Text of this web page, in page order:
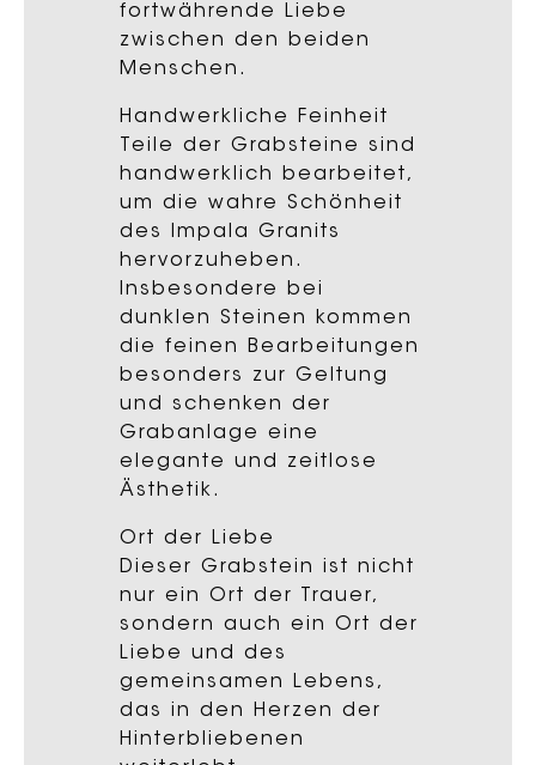
fortwährende Liebe
zwischen den beiden
Menschen.
Handwerkliche Feinheit
Teile der Grabsteine sind
handwerklich bearbeitet,
um die wahre Schönheit
des Impala Granits
hervorzuheben.
Insbesondere bei
dunklen Steinen kommen
die feinen Bearbeitungen
besonders zur Geltung
und schenken der
Grabanlage eine
elegante und zeitlose
Ästhetik.
Ort der Liebe
Dieser Grabstein ist nicht
nur ein Ort der Trauer,
sondern auch ein Ort der
Liebe und des
gemeinsamen Lebens,
das in den Herzen der
Hinterbliebenen